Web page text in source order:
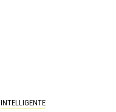
INTELLIGENTE